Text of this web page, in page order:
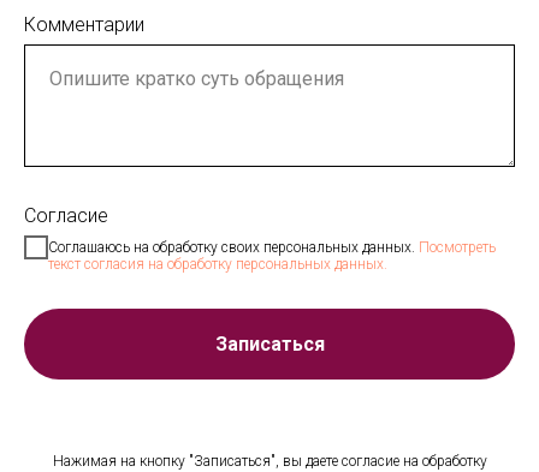
Комментарии
Согласие
Соглашаюсь на обработку своих персональных данных. Посмотреть
текст согласия на обработку персональных данных.
Записаться
Нажимая на кнопку "Записаться", вы даете согласие на обработку